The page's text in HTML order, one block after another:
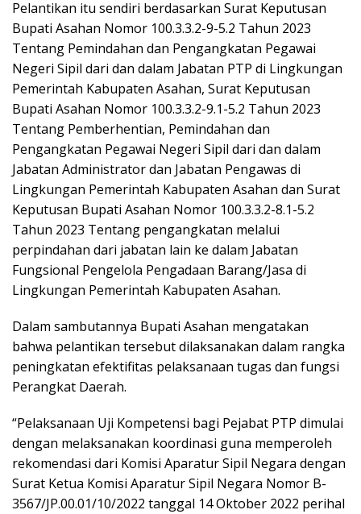
Pelantikan itu sendiri berdasarkan Surat Keputusan
Bupati Asahan Nomor 100.3.3.2-9-5.2 Tahun 2023
Tentang Pemindahan dan Pengangkatan Pegawai
Negeri Sipil dari dan dalam Jabatan PTP di Lingkungan
Pemerintah Kabupaten Asahan, Surat Keputusan
Bupati Asahan Nomor 100.3.3.2-9.1-5.2 Tahun 2023
Tentang Pemberhentian, Pemindahan dan
Pengangkatan Pegawai Negeri Sipil dari dan dalam
Jabatan Administrator dan Jabatan Pengawas di
Lingkungan Pemerintah Kabupaten Asahan dan Surat
Keputusan Bupati Asahan Nomor 100.3.3.2-8.1-5.2
Tahun 2023 Tentang pengangkatan melalui
perpindahan dari jabatan lain ke dalam Jabatan
Fungsional Pengelola Pengadaan Barang/Jasa di
Lingkungan Pemerintah Kabupaten Asahan.
Dalam sambutannya Bupati Asahan mengatakan
bahwa pelantikan tersebut dilaksanakan dalam rangka
peningkatan efektifitas pelaksanaan tugas dan fungsi
Perangkat Daerah.
“Pelaksanaan Uji Kompetensi bagi Pejabat PTP dimulai
dengan melaksanakan koordinasi guna memperoleh
rekomendasi dari Komisi Aparatur Sipil Negara dengan
Surat Ketua Komisi Aparatur Sipil Negara Nomor B-
3567/JP.00.01/10/2022 tanggal 14 Oktober 2022 perihal